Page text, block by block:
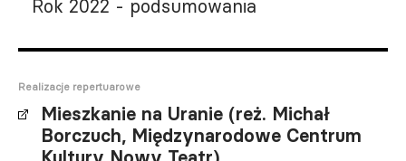
Rok 2022 - podsumowania
Realizacje repertuarowe
Mieszkanie na Uranie (reż. Michał
Borczuch, Międzynarodowe Centrum